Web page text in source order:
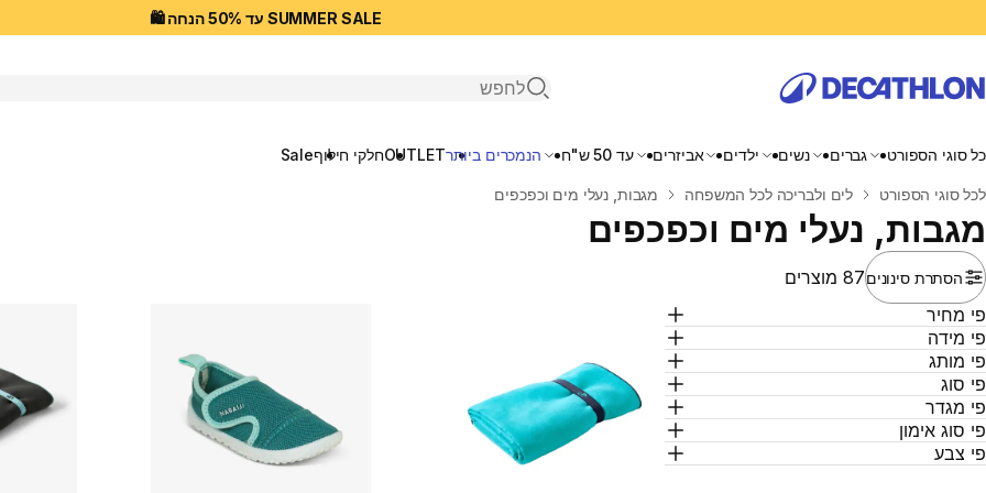
SUMMER SALE עד 50% הנחה 🛍️
פתיחת חיפוש
כל סוגי הספורט גברים נשים ילדים אביזרים עד 50 ש"ח הנמכרים ביותרOUTLETחלקי חילוףSale
בית
לכל סוגי הספורט לים ולבריכה לכל המשפחה מגבות, נעלי מים וכפכפים
מגבות, נעלי מים וכפכפים
הסתרת סינונים87 מוצרים
מחיר
מידה
מותג
סוג
מגדר
סוג אימון
צבע